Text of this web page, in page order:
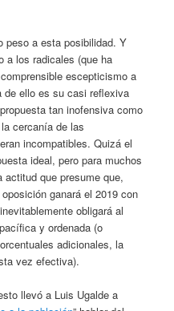
peso a esta posibilidad. Y
a los radicales (que ha
escepticismo a
de ello es su casi reflexiva
tan inofensiva como
cercanía de las
incompatibles. Quizá el
ideal, pero para muchos
que presume que,
ganará el 2019 con
obligará al
y ordenada (o
adicionales, la
vez efectiva).
llevó a Luis Ugalde a